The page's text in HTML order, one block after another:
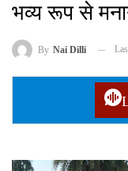
भव्य रूप से
By Nai Dilli